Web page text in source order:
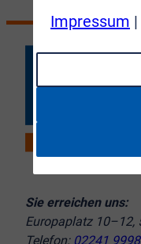
Sie erreichen uns:
Europaplatz 10–12,
Telefon: 02241
Impressum |